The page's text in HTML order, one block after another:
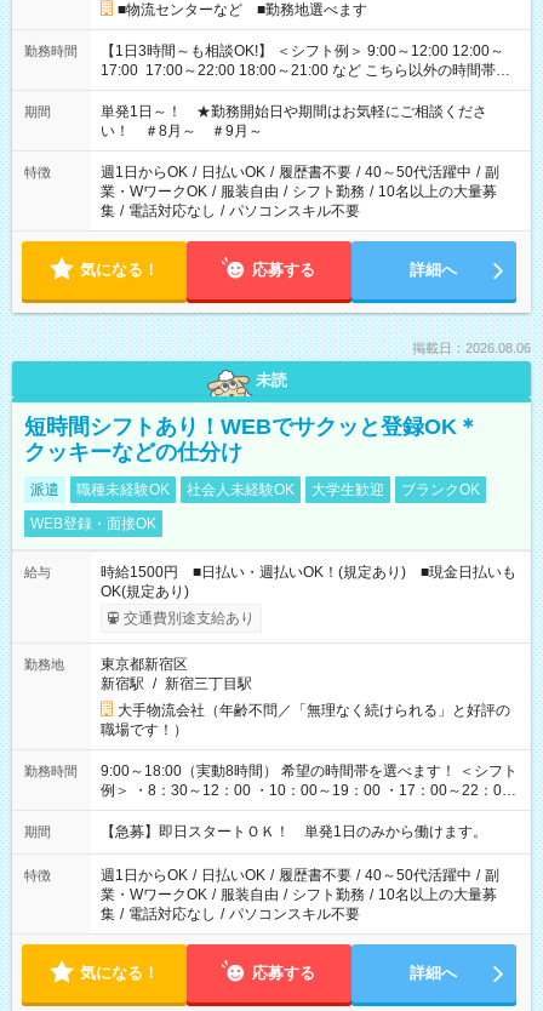
■物流センターなど ■勤務地選べます
勤務時間
【1日3時間～も相談OK!】 ＜シフト例＞ 9:00～12:00 12:00～
17:00 17:00～22:00 18:00～21:00 など こちら以外の時間帯も
お気軽にご相談ください！
期間
単発1日～！ ★勤務開始日や期間はお気軽にご相談くださ
い！ ＃8月～ ＃9月～
特徴 週1日からOK / 日払いOK / 履歴書不要 / 40～50代活躍中 / 副
業・WワークOK / 服装自由 / シフト勤務 / 10名以上の大量募
集 / 電話対応なし / パソコンスキル不要
気になる！ 応募する 詳細へ
掲載日：2026.08.06
未読
短時間シフトあり！WEBでサクッと登録OK＊
クッキーなどの仕分け
派遣 職種未経験OK 社会人未経験OK 大学生歓迎
ブランクOK
WEB登録・面接OK
給与
時給1500円 ■日払い・週払いOK！(規定あり) ■現金日払いも
OK(規定あり)
交通費別途支給あり
勤務地
東京都新宿区
新宿駅 / 新宿三丁目駅
大手物流会社（年齢不問／「無理なく続けられる」と好評の
職場です！）
勤務時間
9:00～18:00（実動8時間） 希望の時間帯を選べます！ ＜シフト
例＞ ・8：30～12：00 ・10：00～19：00 ・17：00～22：00
・13：00～22：00 ・22：00～翌6：00 など
期間 【急募】即日スタートＯＫ！ 単発1日のみから働けます。
特徴 週1日からOK / 日払いOK / 履歴書不要 / 40～50代活躍中 / 副
業・WワークOK / 服装自由 / シフト勤務 / 10名以上の大量募
集 / 電話対応なし / パソコンスキル不要
気になる！ 応募する 詳細へ